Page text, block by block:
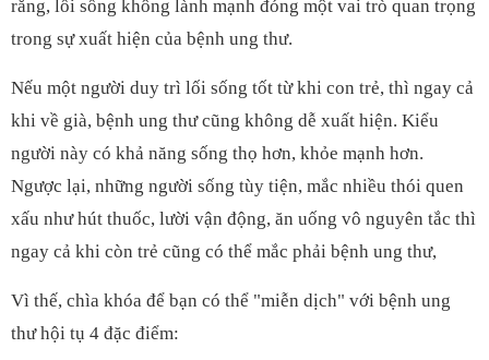
rằng, lối sống không lành mạnh đóng một vai trò quan trọng
trong sự xuất hiện của bệnh ung thư.
Nếu một người duy trì lối sống tốt từ khi con trẻ, thì ngay cả
khi về già, bệnh ung thư cũng không dễ xuất hiện. Kiểu
người này có khả năng sống thọ hơn, khỏe mạnh hơn.
Ngược lại, những người sống tùy tiện, mắc nhiều thói quen
xấu như hút thuốc, lười vận động, ăn uống vô nguyên tắc thì
ngay cả khi còn trẻ cũng có thể mắc phải bệnh ung thư,
Vì thế, chìa khóa để bạn có thể "miễn dịch" với bệnh ung
thư hội tụ 4 đặc điểm: